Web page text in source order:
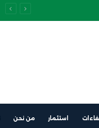
استثمار من نحن